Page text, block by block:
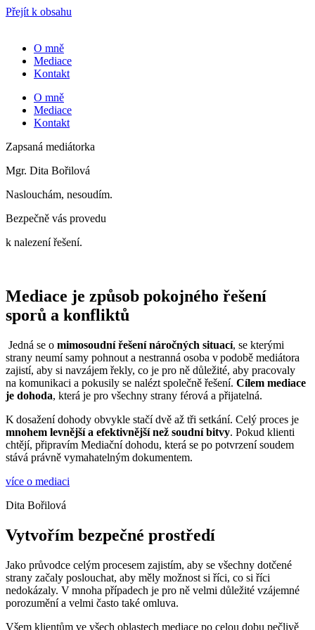
Přejít k obsahu
O mně
Mediace
Kontakt
O mně
Mediace
Kontakt
Zapsaná mediátorka
Mgr. Dita Bořilová
Naslouchám, nesoudím.
Bezpečně vás provedu
k nalezení řešení.
Mediace je způsob pokojného řešení
sporů a konfliktů
Jedná se o mimosoudní řešení náročných situací, se kterými
strany neumí samy pohnout a nestranná osoba v podobě mediátora
zajistí, aby si navzájem řekly, co je pro ně důležité, aby pracovaly
na komunikaci a pokusily se nalézt společně řešení. Cílem mediace
je dohoda, která je pro všechny strany férová a přijatelná.
K dosažení dohody obvykle stačídvě až tři setkání. Celý proces je
mnohem levnější a efektivnější než soudní bitvy. Pokud klienti
chtějí, připravím Mediační dohodu, která se po potvrzenísoudem
stává právně vymahatelným dokumentem.
více o mediaci
Dita Bořilová
Vytvořím bezpečné prostředí
Jako průvodce celým procesem zajistím, aby se všechny dotčené
strany začaly poslouchat, aby měly možnost si říci, co si říci
nedokázaly. V mnoha případech je pro ně velmi důležité vzájemné
porozumění a velmi často také omluva.
Všem klientům ve všech oblastech mediace po celou dobu pečlivě